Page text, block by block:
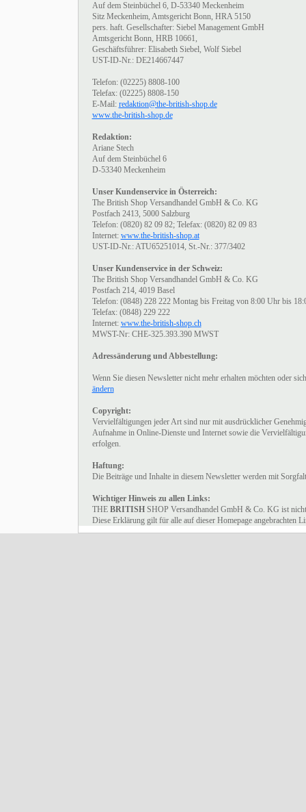
Auf dem Steinbüchel 6, D-53340 Meckenheim
Sitz Meckenheim, Amtsgericht Bonn, HRA 5150
pers. haft. Gesellschafter: Siebel Management GmbH
Amtsgericht Bonn, HRB 10661,
Geschäftsführer: Elisabeth Siebel, Wolf Siebel
UST-ID-Nr.: DE214667447
Telefon: (02225) 8808-100
Telefax: (02225) 8808-150
E-Mail: redaktion@the-british-shop.de
www.the-british-shop.de
Redaktion:
Ariane Stech
Auf dem Steinbüchel 6
D-53340 Meckenheim
Unser Kundenservice in Österreich:
The British Shop Versandhandel GmbH & Co. KG
Postfach 2413, 5000 Salzburg
Telefon: (0820) 82 09 82; Telefax: (0820) 82 09 83
Internet: www.the-british-shop.at
UST-ID-Nr.: ATU65251014, St.-Nr.: 377/3402
Unser Kundenservice in der Schweiz:
The British Shop Versandhandel GmbH & Co. KG
Postfach 214, 4019 Basel
Telefon: (0848) 228 222 Montag bis Freitag von 8:00 Uhr bis
Telefax: (0848) 229 222
Internet: www.the-british-shop.ch
MWST-Nr: CHE-325.393.390 MWST
Adressänderung und Abbestellung:
Wenn Sie diesen Newsletter nicht mehr erhalten möchten oder
ändern
Copyright:
Vervielfältigungen jeder Art sind nur mit ausdrücklicher
Aufnahme in Online-Dienste und Internet sowie die
erfolgen.
Haftung:
Die Beiträge und Inhalte in diesem Newsletter werden mit
Wichtiger Hinweis zu allen Links:
THE BRITISHSHOP Versandhandel GmbH & Co. KG ist
Diese Erklärung gilt für alle auf dieser Homepage angebrachten